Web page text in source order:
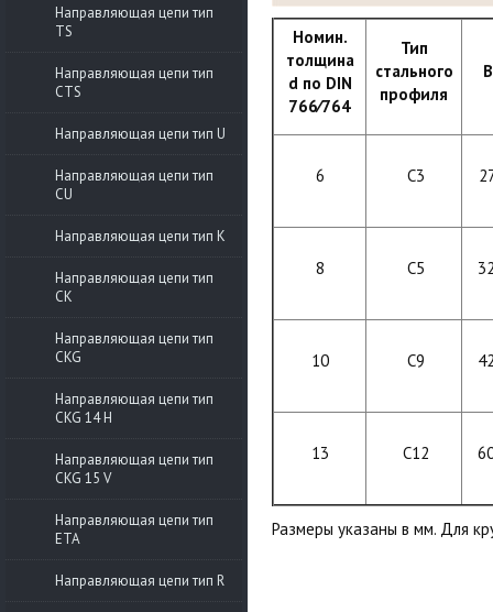
Направляющая цепи тип
TS
Направляющая цепи тип
CTS
Направляющая цепи тип U
Направляющая цепи тип
CU
Направляющая цепи тип K
Направляющая цепи тип
CK
Направляющая цепи тип
CKG
Направляющая цепи тип
CKG 14 H
Направляющая цепи тип
CKG 15 V
Направляющая цепи тип
ETA
Направляющая цепи тип R
Номин.
толщина
d по DIN
766⁄764
Тип
стального
профиля
6 C3
8 C5
10 C9
13 C12
Размеры указаны в мм. Для